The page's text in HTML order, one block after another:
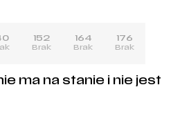
152
Brak
164
Brak
176
Brak
ma na stanie i nie jest